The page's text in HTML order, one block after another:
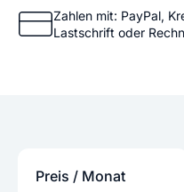
Zahlen mit: PayPal,
Lastschrift oder
Preis / Monat